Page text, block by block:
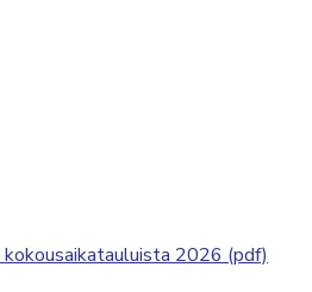
2026 (pdf)